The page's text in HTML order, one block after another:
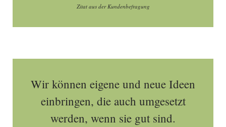
Zitat aus der Kundenbefragung
Wir können eigene und neue Ideen
einbringen, die auch umgesetzt
werden, wenn sie gut sind.